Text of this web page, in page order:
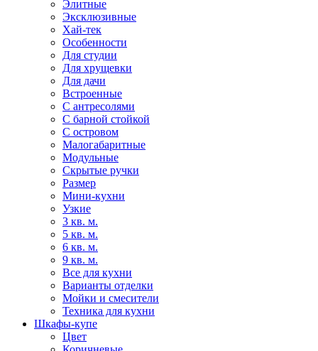
Элитные
Эксклюзивные
Хай-тек
Особенности
Для студии
Для хрущевки
Для дачи
Встроенные
С антресолями
С барной стойкой
С островом
Малогабаритные
Модульные
Скрытые ручки
Размер
Мини-кухни
Узкие
3 кв. м.
5 кв. м.
6 кв. м.
9 кв. м.
Все для кухни
Варианты отделки
Мойки и смесители
Техника для кухни
Шкафы-купе
Цвет